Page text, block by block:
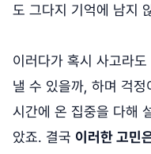
도 그다지 기억에 남지
이러다가 혹시 사고라
낼 수 있을까, 하며 걱
시간에 온 집중을 다해
았죠. 결국 이러한 고민